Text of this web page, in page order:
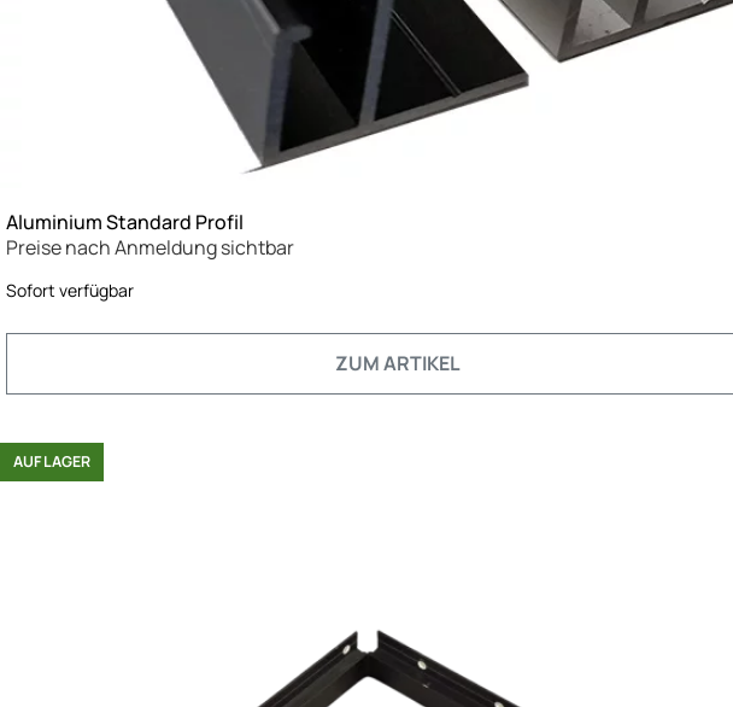
Aluminium Standard Profil
Preise nach Anmeldung sichtbar
Sofort verfügbar
ZUM ARTIKEL
AUF LAGER